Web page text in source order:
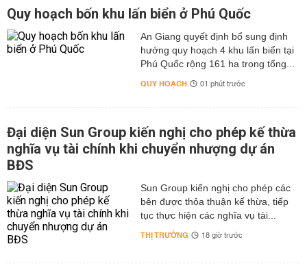
Quy hoạch bốn khu lấn biển ở Phú Quốc
An Giang quyết định bổ sung định
hướng quy hoạch 4 khu lấn biển tại
Phú Quốc rộng 161 ha trong tổng...
QUY HOẠCH 01 phút trước
Đại diện Sun Group kiến nghị cho phép kế thừa
nghĩa vụ tài chính khi chuyển nhượng dự án
BĐS
Sun Group kiến nghị cho phép các
bên được thỏa thuận kế thừa, tiếp
tục thực hiện các nghĩa vụ tài...
THỊ TRƯỜNG 18 giờ trước